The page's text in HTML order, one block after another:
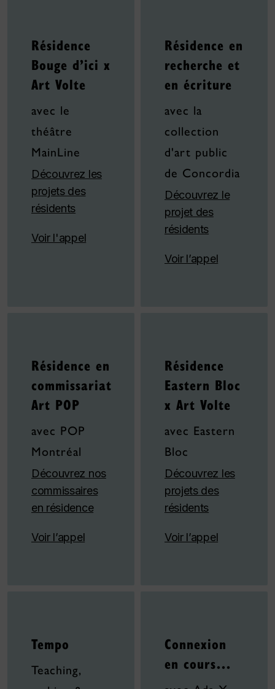
Résidence
Bouge d’ici x
Art Volte
avec le
théâtre
MainLine
Découvrez les
projets des
résidents
Voir l'appel
Résidence en
recherche et
en écriture
avec la
collection
d'art public
de Concordia
Découvrez le
projet des
résidents
Voir l’appel
Résidence en
commissariat
Art POP
avec POP
Montréal
Découvrez nos
commissaires
en résidence
Voir l’appel
Résidence
Eastern Bloc
x Art Volte
avec Eastern
Bloc
Découvrez les
projets des
résidents
Voir l’appel
Tempo
Teaching,
Connexion
en cours…